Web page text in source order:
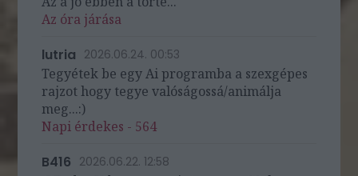
Az óra járása
lutria 2026.06.24. 00:53
Tegyétek be egy Ai programba a szexgépes
rajzot hogy tegye valóságossá/animálja
meg...:)
Napi érdekes - 564
B416 2026.06.22. 12:58